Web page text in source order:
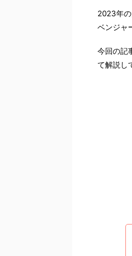
2023年
ベンジャ
今回の記
て解説し